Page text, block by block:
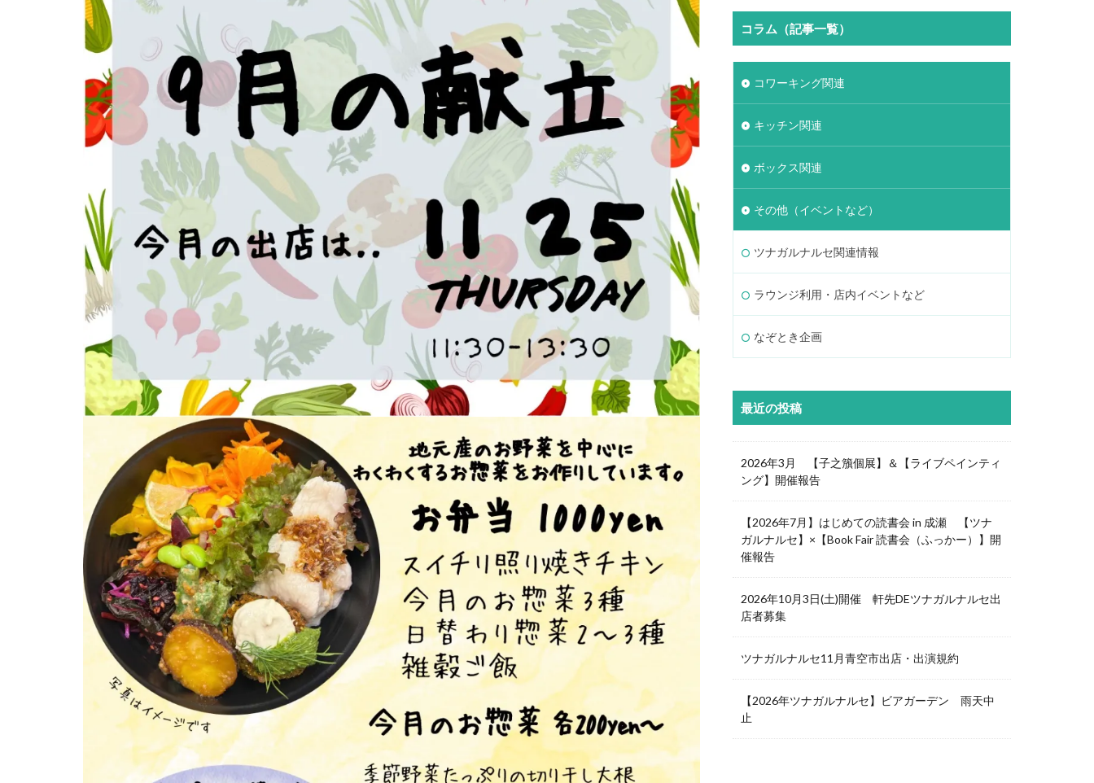
コラム（記事一覧）
コワーキング関連
キッチン関連
ボックス関連
その他（イベントなど）
ツナガルナルセ関連情報
ラウンジ利用・店内イベントなど
なぞとき企画
最近の投稿
2026年3月 【子之籏個展】＆【ライブペインティ
ング】開催報告
【2026年7月】はじめての読書会 in 成瀬 【ツナ
ガルナルセ】×【Book Fair 読書会（ふっかー）】開
催報告
2026年10月3日(土)開催 軒先DEツナガルナルセ出
店者募集
ツナガルナルセ11月青空市出店・出演規約
【2026年ツナガルナルセ】ビアガーデン 雨天中
止